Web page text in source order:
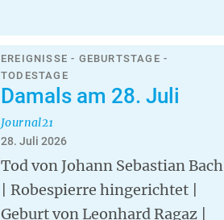
EREIGNISSE - GEBURTSTAGE -
TODESTAGE
Damals am 28. Juli
Journal21
28. Juli 2026
Tod von Johann Sebastian Bach
| Robespierre hingerichtet |
Geburt von Leonhard Ragaz |